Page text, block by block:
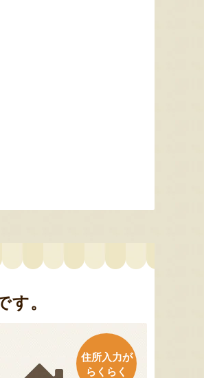
す。
住所入力が
らくらく